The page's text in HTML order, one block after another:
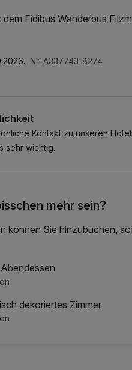
dem Fidibus Wanderbus
und Talfahrt mit der
Almi (laut Fahrplan)
auf
beim E-Bike-Verleih bei
Saunabenutzung,
Nr: A337743-8274
Kontakt zu unseren
sehr wichtig.
mehr sein?
können Sie hinzubuchen,
dekoriertes Zimmer